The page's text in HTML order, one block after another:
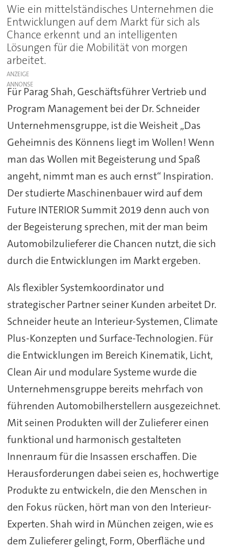
Wie ein mittelständisches Unternehmen die
Entwicklungen auf dem Markt für sich als
Chance erkennt und an intelligenten
Lösungen für die Mobilität von morgen
arbeitet.
ANZEIGE
Für Parag Shah, Geschäftsführer Vertrieb und
Program Management bei der Dr. Schneider
Unternehmensgruppe, ist die Weisheit „Das
Geheimnis des Könnens liegt im Wollen! Wenn
man das Wollen mit Begeisterung und Spaß
angeht, nimmt man es auch ernst“ Inspiration.
Der studierte Maschinenbauer wird auf dem
Future INTERIOR Summit 2019 denn auch von
der Begeisterung sprechen, mit der man beim
Automobilzulieferer die Chancen nutzt, die sich
durch die Entwicklungen im Markt ergeben.
Als flexibler Systemkoordinator und
strategischer Partner seiner Kunden arbeitet Dr.
Schneider heute an Interieur-Systemen, Climate
Plus-Konzepten und Surface-Technologien. Für
die Entwicklungen im Bereich Kinematik, Licht,
Clean Air und modulare Systeme wurde die
Unternehmensgruppe bereits mehrfach von
führenden Automobilherstellern ausgezeichnet.
Mit seinen Produkten will der Zulieferer einen
funktional und harmonisch gestalteten
Innenraum für die Insassen erschaffen. Die
Herausforderungen dabei seien es, hochwertige
Produkte zu entwickeln, die den Menschen in
den Fokus rücken, hört man von den Interieur-
Experten. Shah wird in München zeigen, wie es
dem Zulieferer gelingt, Form, Oberfläche und